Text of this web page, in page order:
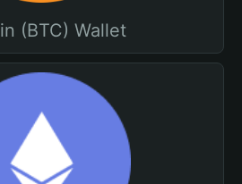
(BTC) Wallet